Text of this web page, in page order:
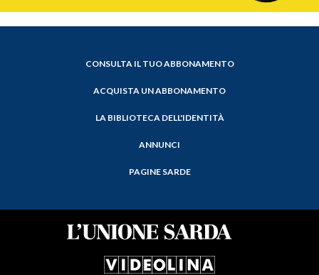
CONSULTA IL TUO ABBONAMENTO
ACQUISTA UN ABBONAMENTO
LA BIBLIOTECA DELL'IDENTITÀ
ANNUNCI
PAGINE SARDE